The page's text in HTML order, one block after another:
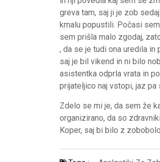
greva tam, saj ji je zob
kmalu popustili. Počasi
sem prišla malo zgodaj,
, da se je tudi ona uredila
saj je bil vikend in ni bilo
asistentka odprla vrata in
prijateljico naj vstopi, jaz pa
Zdelo se mi je, da sem že
organizirano, da so
Koper, saj bi bilo z